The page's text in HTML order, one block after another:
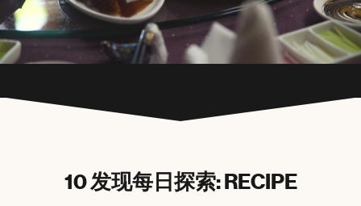
10 发现每日探索: RECIPE